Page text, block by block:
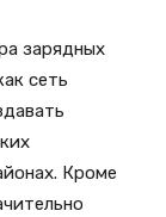
зарядных
сеть
Кроме